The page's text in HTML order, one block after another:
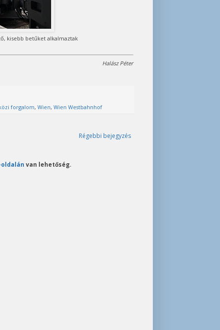
kisebb betűket alkalmaztak
Halász Péter
forgalom, Wien, Wien Westbahnhof
Régebbi bejegyzés
oldalán van lehetőség.